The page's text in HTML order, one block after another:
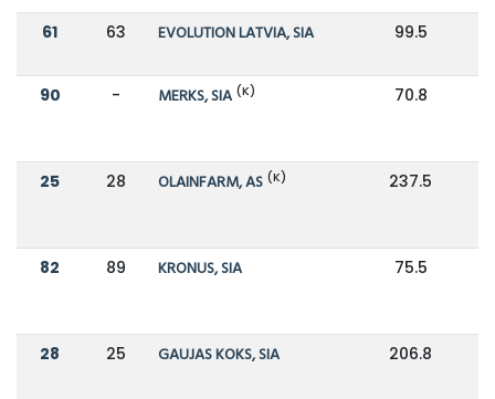
61 63 EVOLUTION LATVIA, SIA 99.5
90 - MERKS, SIA (K) 70.8
25 28 OLAINFARM, AS (K) 237.5
82 89 KRONUS, SIA 75.5
28 25 GAUJAS KOKS, SIA 206.8